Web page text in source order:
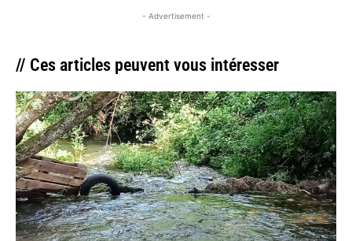
- Advertisement -
// Ces articles peuvent vous intéresser